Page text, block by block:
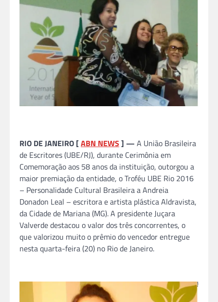
RIO DE JANEIRO [ABN NEWS ] — A União Brasileira
de Escritores (UBE/RJ), durante Cerimônia em
Comemoração aos 58 anos da instituição, outorgou a
maior premiação da entidade, o Troféu UBE Rio 2016
– Personalidade Cultural Brasileira a Andreia
Donadon Leal – escritora e artista plástica Aldravista,
da Cidade de Mariana (MG). A presidente Juçara
Valverde destacou o valor dos três concorrentes, o
que valorizou muito o prêmio do vencedor entregue
nesta quarta-feira (20) no Rio de Janeiro.